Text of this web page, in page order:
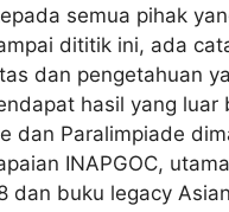
semua pihak
dititik ini, ada
dan pengetahuan
hasil yang
Paralimpiade
INAPGOC,
buku legacy